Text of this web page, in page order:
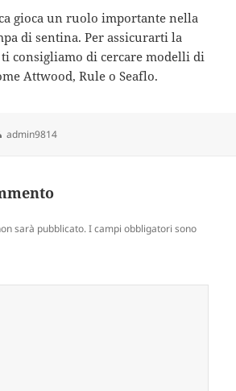
gioca un ruolo importante nella
di sentina. Per assicurarti la
consigliamo di cercare modelli di
Attwood, Rule o Seaflo.
Autore
admin9814
sarà pubblicato. I campi obbligatori sono